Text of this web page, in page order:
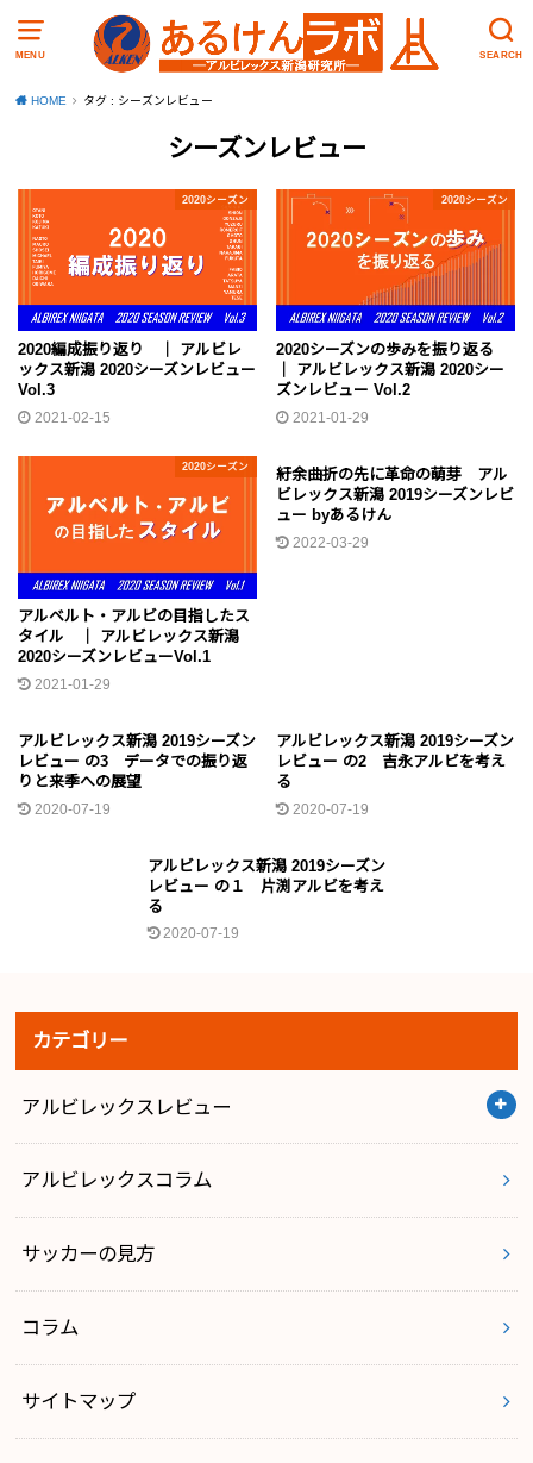
MENU SEARCH
HOME タグ : シーズンレビュー
シーズンレビュー
2020シーズン
2020編成振り返り ｜ アルビレ
ックス新潟 2020シーズンレビュー
Vol.3
2021-02-15
2020シーズン
2020シーズンの歩みを振り返る
｜ アルビレックス新潟 2020シー
ズンレビュー Vol.2
2021-01-29
2020シーズン
アルベルト・アルビの目指したス
タイル ｜ アルビレックス新潟
2020シーズンレビューVol.1
2021-01-29
2019シーズン
紆余曲折の先に革命の萌芽 アル
ビレックス新潟 2019シーズンレビ
ュー byあるけん
2022-03-29
2019シーズン
アルビレックス新潟 2019シーズン
レビュー の3 データでの振り返
りと来季への展望
2020-07-19
2019シーズン
アルビレックス新潟 2019シーズン
レビュー の2 吉永アルビを考え
る
2020-07-19
2019シーズン
アルビレックス新潟 2019シーズン
レビュー の１ 片渕アルビを考え
る
2020-07-19
カテゴリー
アルビレックスレビュー
アルビレックスコラム
サッカーの見方
コラム
サイトマップ